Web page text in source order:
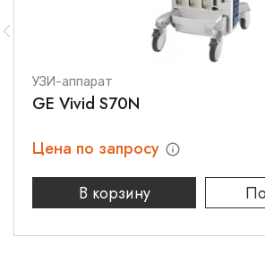
УЗИ-аппарат
GE Vivid S70N
Цена по запросу
В корзину